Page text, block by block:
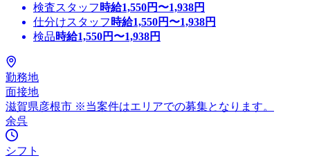
検査スタッフ 時給1,550円〜1,938円
仕分けスタッフ 時給1,550円〜1,938円
検品時給1,550円〜1,938円
勤務地
面接地
滋賀県彦根市 ※当案件はエリアでの募集となります。
余呉
シフト